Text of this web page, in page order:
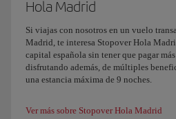
Hola Madrid
Si viajas con nosotros en un vuelo
Madrid, te interesa Stopover Hola
capital española sin tener que pagar
disfrutando además, de múltiples
una estancia máxima de 9 noches.
Ver más sobre Stopover Hola Madrid